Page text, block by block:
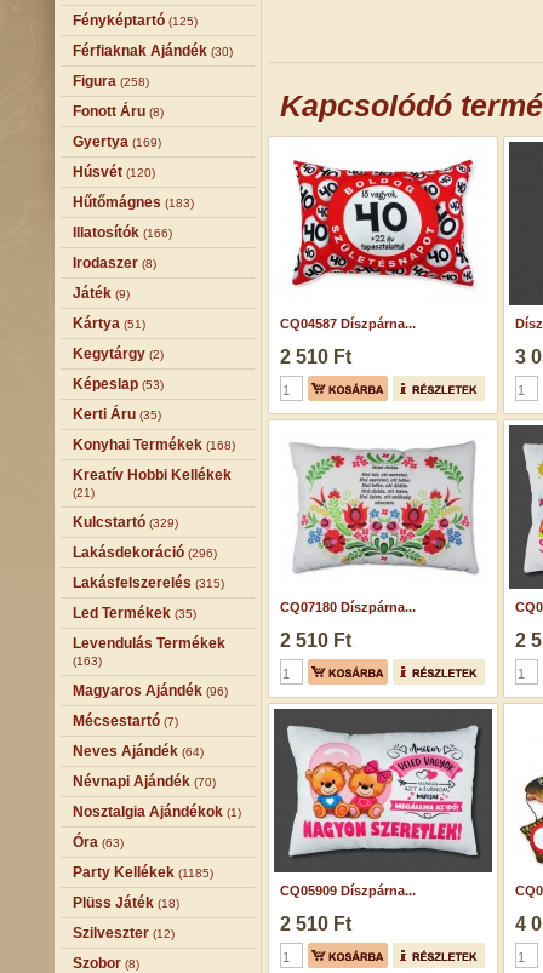
Fényképtartó (125)
Férfiaknak Ajándék (30)
Figura (258)
Fonott Áru (8)
Gyertya (169)
Húsvét (120)
Hűtőmágnes (183)
Illatosítók (166)
Irodaszer (8)
Játék (9)
Kártya (51)
Kegytárgy (2)
Képeslap (53)
Kerti Áru (35)
Konyhai Termékek (168)
Kreatív Hobbi Kellékek
(21)
Kulcstartó (329)
Lakásdekoráció (296)
Lakásfelszerelés (315)
Led Termékek (35)
Levendulás Termékek
(163)
Magyaros Ajándék (96)
Mécsestartó (7)
Neves Ajándék (64)
Névnapi Ajándék (70)
Nosztalgia Ajándékok (1)
Óra (63)
Party Kellékek (1185)
Plüss Játék (18)
Szilveszter (12)
Szobor (8)
Kapcsolódó
CQ04587 Díszpárna...
2 510 Ft 3
CQ07180 Díszpárna...
2 510 Ft 2
CQ05909 Díszpárna...
2 510 Ft 4